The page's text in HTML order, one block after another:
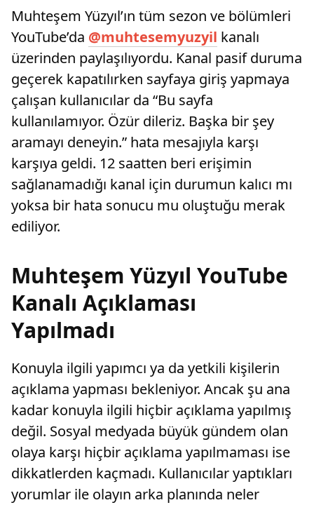
Muhteşem Yüzyıl’ın tüm sezon ve bölümleri
YouTube’da @muhtesemyuzyil kanalı
üzerinden paylaşılıyordu. Kanal pasif duruma
geçerek kapatılırken sayfaya giriş yapmaya
çalışan kullanıcılar da “Bu sayfa
kullanılamıyor. Özür dileriz. Başka bir şey
aramayı deneyin.” hata mesajıyla karşı
karşıya geldi. 12 saatten beri erişimin
sağlanamadığı kanal için durumun kalıcı mı
yoksa bir hata sonucu mu oluştuğu merak
ediliyor.
Muhteşem Yüzyıl YouTube
Kanalı Açıklaması
Yapılmadı
Konuyla ilgili yapımcı ya da yetkili kişilerin
açıklama yapması bekleniyor. Ancak şu ana
kadar konuyla ilgili hiçbir açıklama yapılmış
değil. Sosyal medyada büyük gündem olan
olaya karşı hiçbir açıklama yapılmaması ise
dikkatlerden kaçmadı. Kullanıcılar yaptıkları
yorumlar ile olayın arka planında neler